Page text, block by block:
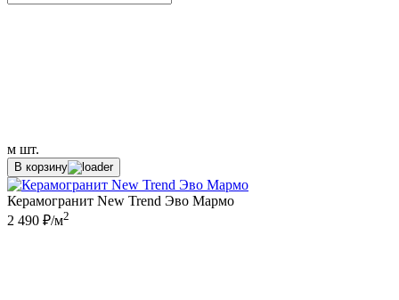
м шт.
В корзину
Керамогранит New Trend Эво Мармо
2 490 ₽/м2